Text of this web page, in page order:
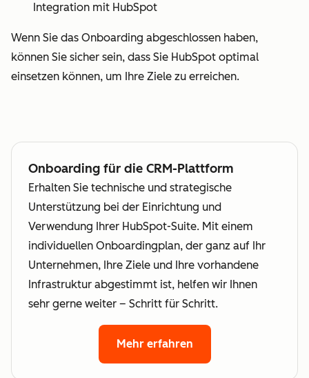
Integration mit HubSpot
Wenn Sie das Onboarding abgeschlossen haben,
können Sie sicher sein, dass Sie HubSpot optimal
einsetzen können, um Ihre Ziele zu erreichen.
Onboarding für die CRM-Plattform
Erhalten Sie technische und strategische
Unterstützung bei der Einrichtung und
Verwendung Ihrer HubSpot-Suite. Mit einem
individuellen Onboardingplan, der ganz auf Ihr
Unternehmen, Ihre Ziele und Ihre vorhandene
Infrastruktur abgestimmt ist, helfen wir Ihnen
sehr gerne weiter – Schritt für Schritt.
Mehr erfahren